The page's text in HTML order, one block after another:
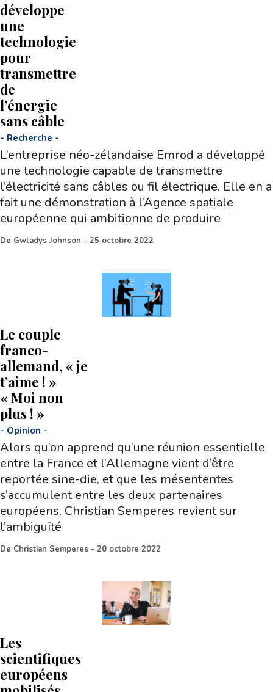
développe
une
technologie
pour
transmettre
de
l’énergie
sans câble
- Recherche -
L’entreprise néo-zélandaise Emrod a développé
une technologie capable de transmettre
l’électricité sans câbles ou fil électrique. Elle en a
fait une démonstration à l’Agence spatiale
européenne qui ambitionne de produire
De Gwladys Johnson - 25 octobre 2022
Le couple
franco-
allemand, « je
t’aime ! »
« Moi non
plus ! »
- Opinion -
Alors qu’on apprend qu’une réunion essentielle
entre la France et l’Allemagne vient d’être
reportée sine-die, et que les mésententes
s’accumulent entre les deux partenaires
européens, Christian Semperes revient sur
l’ambiguïté
De Christian Semperes - 20 octobre 2022
Les
scientifiques
européens